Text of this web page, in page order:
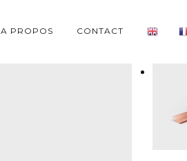
A PROPOS CONTACT